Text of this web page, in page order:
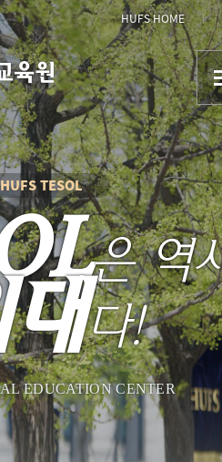
HUFS HOME
육원
HUFS TESOL
은 역
다!
EDUCATION CENTER